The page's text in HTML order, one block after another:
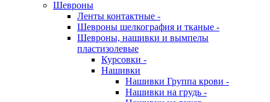
Шевроны
Ленты контактные -
Шевроны шелкография и тканые -
Шевроны, нашивки и вымпелы
пластизолевые
Курсовки -
Нашивки
Нашивки Группа крови -
Нашивки на грудь -